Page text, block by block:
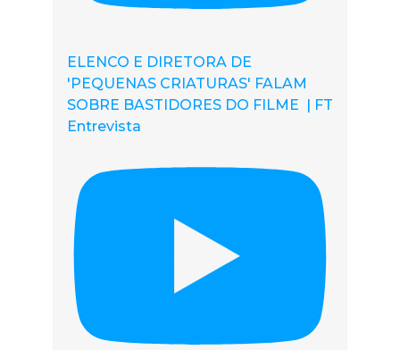
ELENCO E DIRETORA DE
'PEQUENAS CRIATURAS' FALAM
SOBRE BASTIDORES DO FILME | FT
Entrevista